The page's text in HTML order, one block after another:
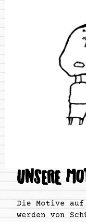
UNSERE
Die Motive auf
werden von